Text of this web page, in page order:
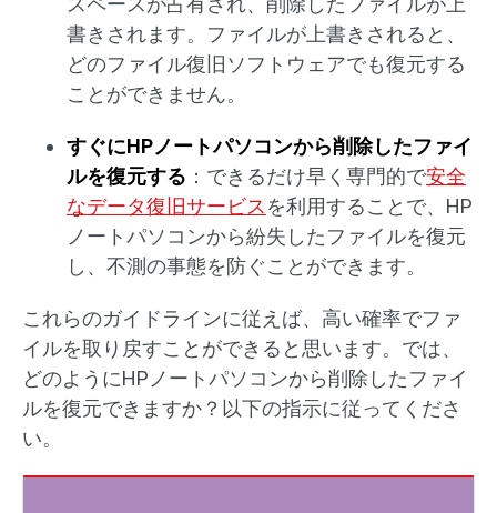
書きされます。ファイルが上書きされると、
どのファイル復旧ソフトウェアでも復元する
ことができません。
すぐにHPノートパソコンから削除したファイ
ルを復元する ：できるだけ早く専門的で安全
なデータ復旧サービス を利用することで、HP
ノートパソコンから紛失したファイルを復元
し、不測の事態を防ぐことができます。
これらのガイドラインに従えば、高い確率でファ
イルを取り戻すことができると思います。では、
どのようにHPノートパソコンから削除したファイ
ルを復元できますか？以下の指示に従ってくださ
い。